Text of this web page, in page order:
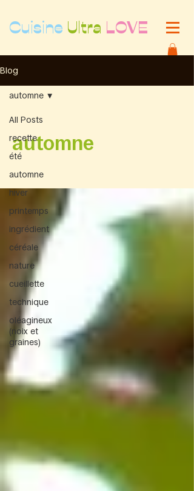
Cuisine Ultra LOVE
Blog
All Posts
recette
été
automne
hiver
printemps
ingrédient
céréale
nature
cueillette
technique
oléagineux
(noix et
graines)
automne
automne